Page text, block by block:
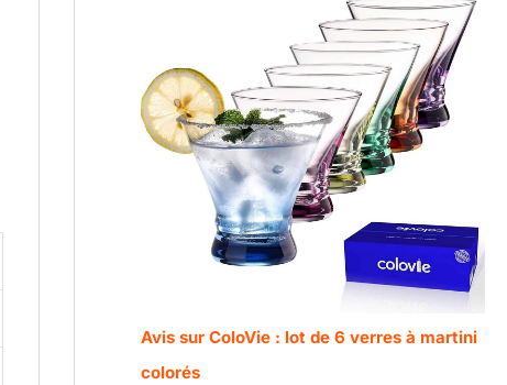
Avis sur ColoVie : lot de 6 verres à martini
colorés